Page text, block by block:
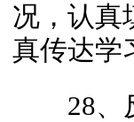
况，认真
真传达学
28、反